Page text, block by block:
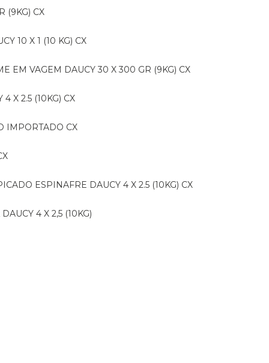
(9KG) CX
10 X 1 (10 KG) CX
EM VAGEM DAUCY 30 X 300 GR (9KG) CX
4 X 2.5 (10KG) CX
IMPORTADO CX
PICADO ESPINAFRE DAUCY 4 X 2.5 (10KG) CX
4 X 2,5 (10KG)